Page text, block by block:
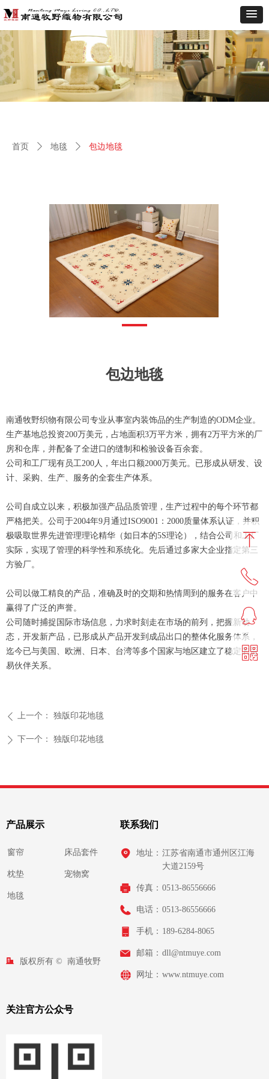
首页 ꄲ 地毯 ꄲ 包边地毯
包边地毯
ꄴ 上一个： 独版印花地毯
ꄲ 下一个： 独版印花地毯
南通牧野织物有限公司专业从事室内装饰品的生产制造的ODM企业。
生产基地总投资200万美元，占地面积3万平方米，拥有2万平方米的厂
房和仓库，并配备了全进口的缝制和检验设备百余套。
公司和工厂现有员工200人，年出口额2000万美元。已形成从研发、设
计、采购、生产、服务的全套生产体系。
公司自成立以来，积极加强产品品质管理，生产过程中的每个环节都
严格把关。公司于2004年9月通过ISO9001：2000质量体系认证，并积
极吸取世界先进管理理论精华（如日本的5S理论），结合公司和工厂
实际，实现了管理的科学性和系统化。先后通过多家大企业指定第三
方验厂。
公司以做工精良的产品，准确及时的交期和热情周到的服务在客户中
赢得了广泛的声誉。
公司随时捕捉国际市场信息，力求时刻走在市场的前列，把握新动
态，开发新产品，已形成从产品开发到成品出口的整体化服务体系，
迄今已与美国、欧洲、日本、台湾等多个国家与地区建立了稳定的贸
易伙伴关系。
地址： 江苏省南通市通州区江海
大道2159号
传真： 0513-86556666
电话： 0513-86556666
手机： 189-6284-8065
邮箱： dll@ntmuye.com
网址： www.ntmuye.com
联系我们
产品展示
窗帘
枕垫
地毯
床品套件
宠物窝
版权所有 © 南通牧野
关注官方公众号
ꁸ
回到顶部
ꂅ
ꁗ
QQ客服
ꀥ